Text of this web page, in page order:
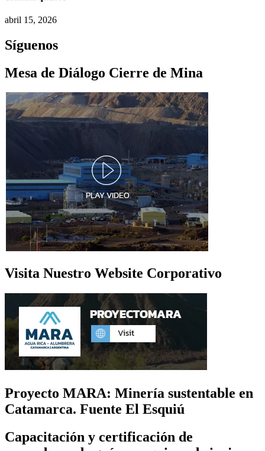
abril 15, 2026
Síguenos
Mesa de Diálogo Cierre de Mina
Visita Nuestro Website Corporativo
Proyecto MARA: Minería sustentable en
Catamarca. Fuente El Esquiú
Capacitación y certificación de